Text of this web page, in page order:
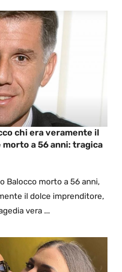
chi era veramente il
a 56 anni: tragica
Balocco morto a 56 anni,
il dolce imprenditore,
vera ...